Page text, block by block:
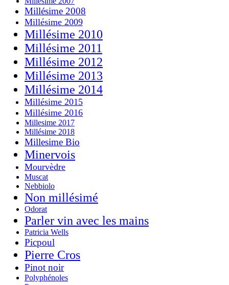
Millésime 2008
Millésime 2009
Millésime 2010
Millésime 2011
Millésime 2012
Millésime 2013
Millésime 2014
Millésime 2015
Millésime 2016
Millesime 2017
Millésime 2018
Millesime Bio
Minervois
Mourvèdre
Muscat
Nebbiolo
Non millésimé
Odorat
Parler vin avec les mains
Patricia Wells
Picpoul
Pierre Cros
Pinot noir
Polyphénoles